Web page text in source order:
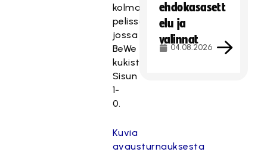
kolmannessa
pelissä,
jossa
BeWe
kukisti
Sisun
1-
0.
Kuvia
avausturnauksesta
ehdokasasett
elu ja
valinnat
04.08.2026